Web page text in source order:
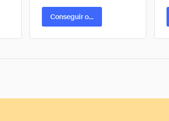
Conseguir oferta